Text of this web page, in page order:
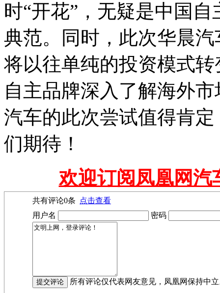
时“开花”，无疑是中国
典范。同时，此次华晨
将以往单纯的投资模式
自主品牌深入了解海外
汽车的此次尝试值得肯
们期待！
欢迎订阅凤凰网汽
共有评论0条
点击查看
用户名
密码
所有评论仅代表网友意见，凤凰网保持中